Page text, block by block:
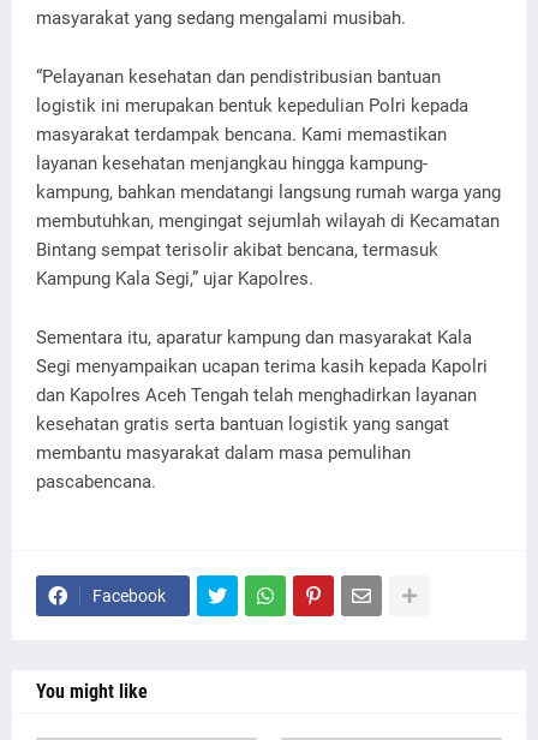
masyarakat yang sedang mengalami musibah.
“Pelayanan kesehatan dan pendistribusian bantuan
logistik ini merupakan bentuk kepedulian Polri kepada
masyarakat terdampak bencana. Kami memastikan
layanan kesehatan menjangkau hingga kampung-
kampung, bahkan mendatangi langsung rumah warga yang
membutuhkan, mengingat sejumlah wilayah di Kecamatan
Bintang sempat terisolir akibat bencana, termasuk
Kampung Kala Segi,” ujar Kapolres.
Sementara itu, aparatur kampung dan masyarakat Kala
Segi menyampaikan ucapan terima kasih kepada Kapolri
dan Kapolres Aceh Tengah telah menghadirkan layanan
kesehatan gratis serta bantuan logistik yang sangat
membantu masyarakat dalam masa pemulihan
pascabencana.
Facebook
You might like